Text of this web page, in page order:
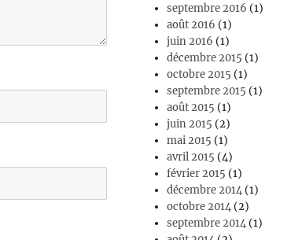
septembre 2016 (1)
août 2016 (1)
juin 2016 (1)
décembre 2015 (1)
octobre 2015 (1)
septembre 2015 (1)
août 2015 (1)
juin 2015 (2)
mai 2015 (1)
avril 2015 (4)
février 2015 (1)
décembre 2014 (1)
octobre 2014 (2)
septembre 2014 (1)